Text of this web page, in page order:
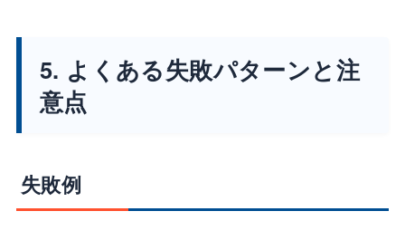
5. よくある失敗パターンと注
意点
失敗例